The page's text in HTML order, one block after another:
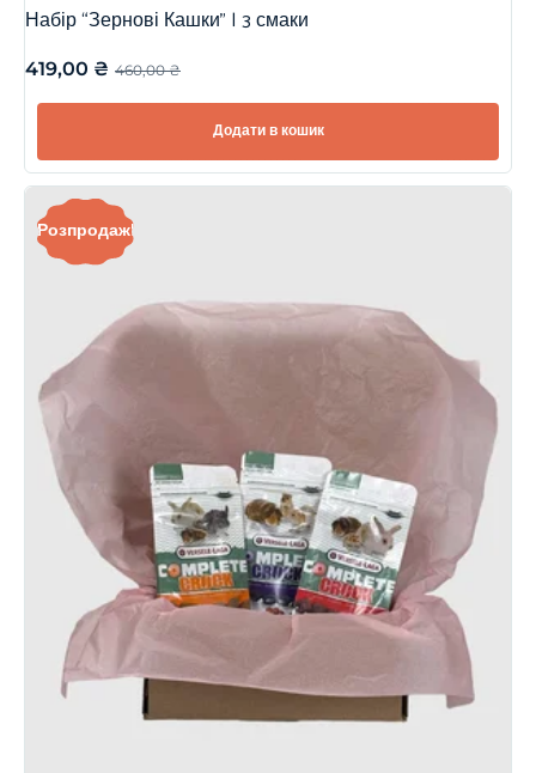
Набір “Зернові Кашки” | 3 смаки
460,00₴
419,00 ₴
Додати в кошик
Розпродаж!